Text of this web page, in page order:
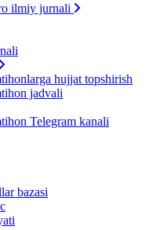
ilmiy jurnali
hujjat topshirish
jadvali
Telegram kanali
bazasi